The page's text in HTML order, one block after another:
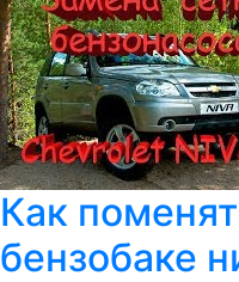
Как
бензобаке